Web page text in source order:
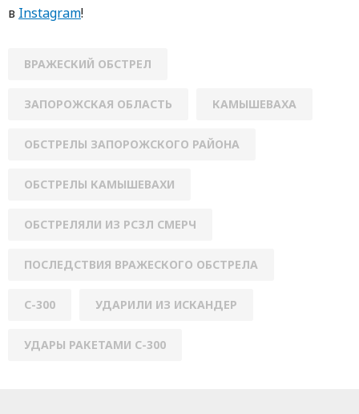
в Instagram!
ВРАЖЕСКИЙ ОБСТРЕЛ
ЗАПОРОЖСКАЯ ОБЛАСТЬ КАМЫШЕВАХА
ОБСТРЕЛЫ ЗАПОРОЖСКОГО РАЙОНА
ОБСТРЕЛЫ КАМЫШЕВАХИ
ОБСТРЕЛЯЛИ ИЗ РСЗЛ СМЕРЧ
ПОСЛЕДСТВИЯ ВРАЖЕСКОГО ОБСТРЕЛА
С-300 УДАРИЛИ ИЗ ИСКАНДЕР
УДАРЫ РАКЕТАМИ С-300